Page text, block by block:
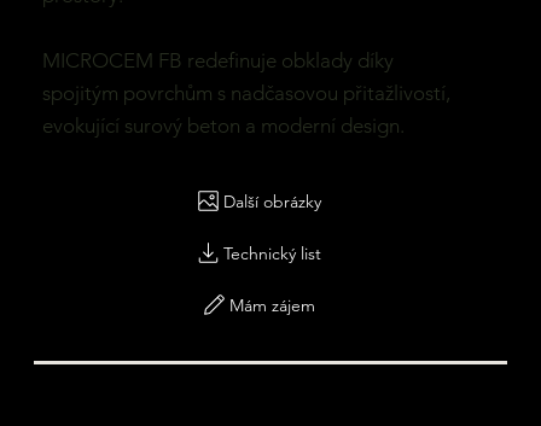
MICROCEM FB redefinuje obklady díky
spojitým povrchům s nadčasovou přitažlivostí,
evokující surový beton a moderní design.
Další obrázky
Technický list
Mám zájem